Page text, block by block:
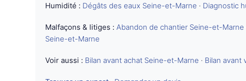
Humidité : Dégâts des eaux Seine-et-Marne · Diagnostic
Malfaçons & litiges : Abandon de chantier Seine-et-Marne
Seine-et-Marne
Voir aussi : Bilan avant achat Seine-et-Marne · Bilan avant